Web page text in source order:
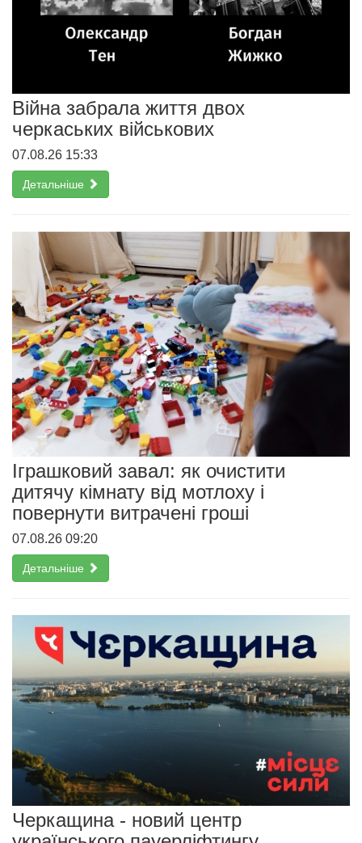
Війна забрала життя двох
черкаських військових
07.08.26 15:33
Детальніше
Іграшковий завал: як очистити
дитячу кімнату від мотлоху і
повернути витрачені гроші
07.08.26 09:20
Детальніше
Черкащина - новий центр